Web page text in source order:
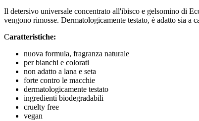
Il detersivo universale concentrato all'ibisco e gelsomino di
vengono rimosse. Dermatologicamente testato, è adatto sia a
Caratteristiche:
nuova formula, fragranza naturale
per bianchi e colorati
non adatto a lana e seta
forte contro le macchie
dermatologicamente testato
ingredienti biodegradabili
cruelty free
vegan